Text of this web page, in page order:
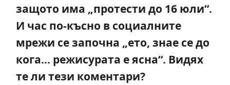
защото има „протести до 16 юли“.
И час по-късно в социалните
мрежи се започна „ето, знае се до
кога... режисурата е ясна“. Видях
те ли тези коментари?